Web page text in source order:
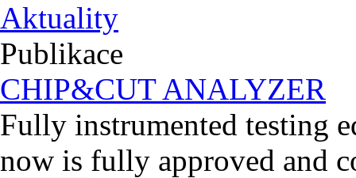
Aktuality
Publikace
CHIP&CUT ANALYZER
Fully instrumented testing
now is fully approved and